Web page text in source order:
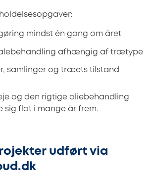
mindst én gang om året
afhængig af trætype
samlinger og træets tilstand
og den rigtige oliebehandling
sig flot i mange år frem.
udført via